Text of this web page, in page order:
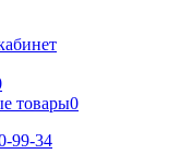
товары0
99-34